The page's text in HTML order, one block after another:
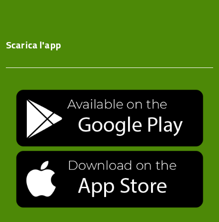
Scarica l'app